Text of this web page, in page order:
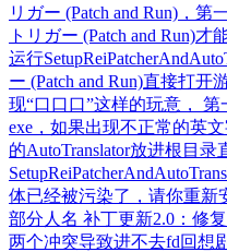
リガー (Patch and Run)，
トリガー (Patch and Run)
运行
ー (Patch and Run)直接打
现“口口口”这样的玩意，
exe，如果出现不正常的英
的AutoTranslator放进根目录
体已经被污染了，请你重新
部分人名 补丁更新2.0：修复
两个冲突导致进不去fd回想